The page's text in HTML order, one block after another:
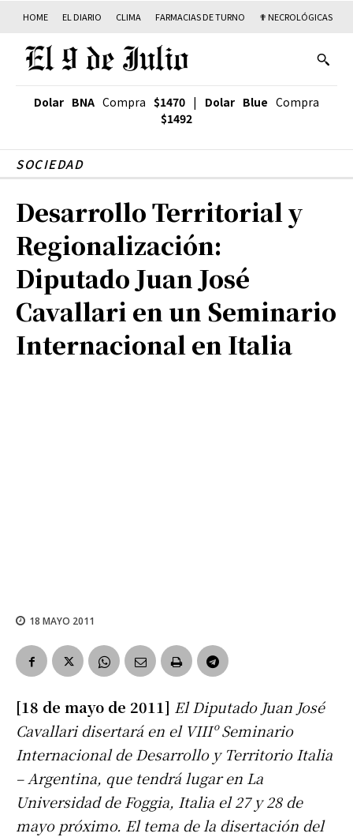
HOME EL DIARIO CLIMA FARMACIAS DE TURNO ✟ NECROLÓGICAS
Dolar BNA Compra $1470 | Dolar Blue Compra
$1492
SOCIEDAD
Desarrollo Territorial y
Regionalización:
Diputado Juan José
Cavallari en un Seminario
Internacional en Italia
18 MAYO 2011
[18 de mayo de 2011] El Diputado Juan José
Cavallari disertará en el VIIIº Seminario
Internacional de Desarrollo y Territorio Italia
– Argentina, que tendrá lugar en La
Universidad de Foggia, Italia el 27 y 28 de
mayo próximo. El tema de la disertación del